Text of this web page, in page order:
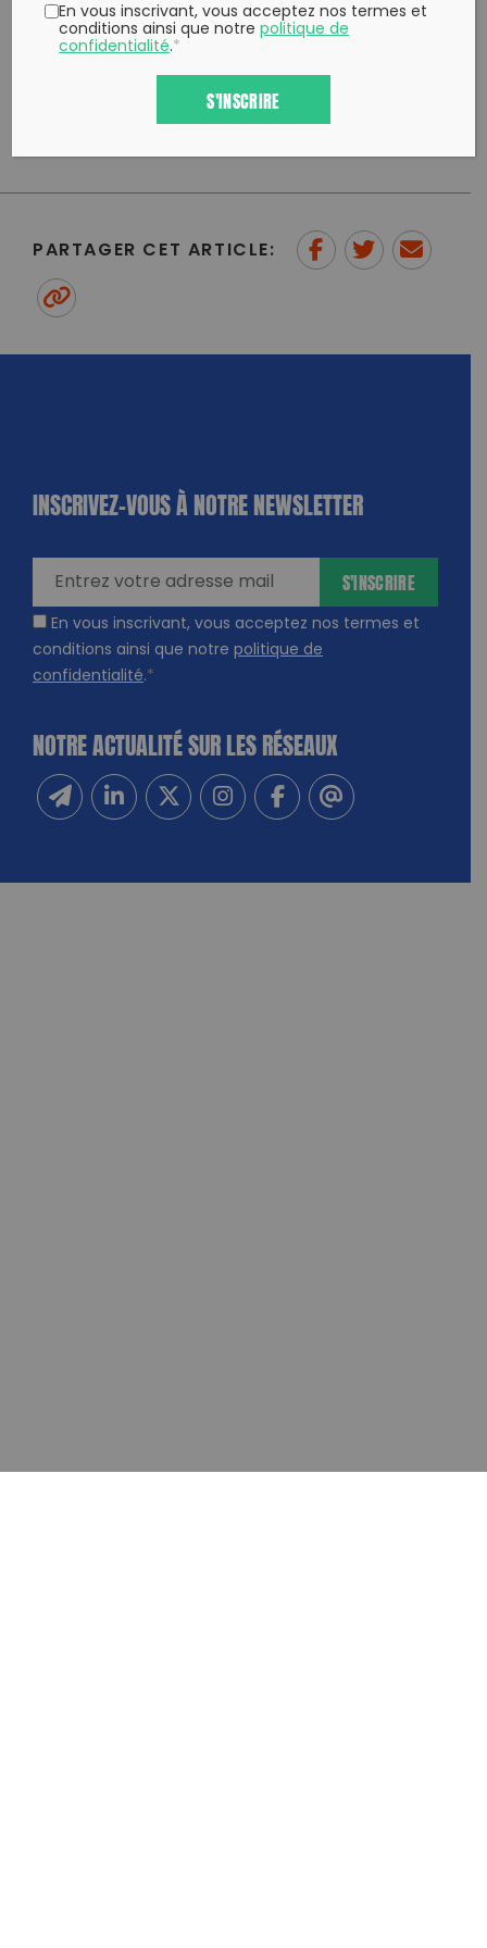
pour nous soutenir :
https://www.1dechetparjour.com/adherer-a-
Partagez, agissez, ramassez#1DechetParJour
PARTAGER CET ARTICLE:
INSCRIVEZ-VOUS À NOTRE NEWSLETTER
En vous inscrivant, vous acceptez nos termes et
conditions ainsi que notre politique de
confidentialité.*
S'INSCRIRE
NOTRE ACTUALITÉ SUR LES RÉSEAUX
En vous inscrivant, vous acceptez nos termes et
conditions ainsi que notrepolitique de
confidentialité.*
S'INSCRIRE